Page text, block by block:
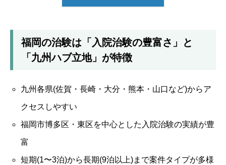
福岡の治験は「入院治験の豊富さ」と
「九州ハブ立地」が特徴
九州各県(佐賀・長崎・大分・熊本・山口など)からア
クセスしやすい
福岡市博多区・東区を中心とした入院治験の実績が豊
富
短期(1〜3泊)から長期(9泊以上)まで案件タイプが多様